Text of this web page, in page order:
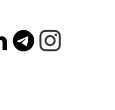
텔
레
인
스